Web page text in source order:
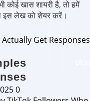
खास शायरी है, तो हमें
इस लेख को शेयर करें।
0